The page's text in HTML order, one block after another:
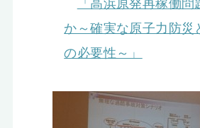
「高浜原発再稼働
か～確実な原子力防災
の必要性～」